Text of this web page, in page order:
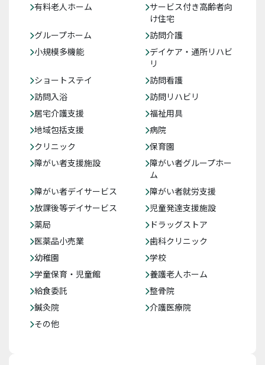
有料老人ホーム
サービス付き高齢者向
け住宅
グループホーム
訪問介護
小規模多機能
デイケア・通所リハビ
リ
ショートステイ
訪問看護
訪問入浴
訪問リハビリ
居宅介護支援
福祉用具
地域包括支援
病院
クリニック
保育園
障がい者支援施設
障がい者グループホー
ム
障がい者デイサービス
障がい者就労支援
放課後等デイサービス
児童発達支援施設
薬局
ドラッグストア
医薬品小売業
歯科クリニック
幼稚園
学校
学童保育・児童館
養護老人ホーム
給食委託
整骨院
鍼灸院
介護医療院
その他